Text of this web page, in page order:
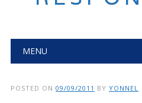
Main menu
MENU
POSTED ON 09/09/2011 BY YONNEL